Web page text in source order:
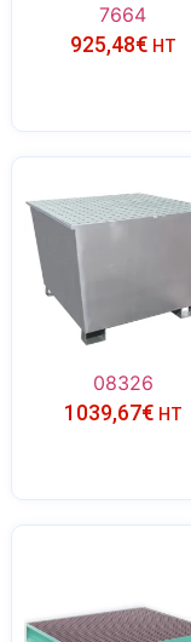
7664
925,48€ HT
08326
1039,67€ HT